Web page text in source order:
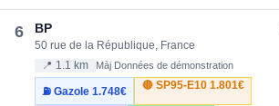
6 BP
50 rue de la République, France
📍 1.1 km Màj Données de démonstration
⛽ Gazole1.748€
🔴 SP95-E10 1.801€